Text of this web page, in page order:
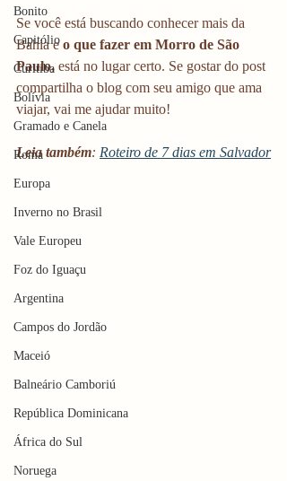
Bonito
Capitólio
Curitiba
Bolívia
Gramado e Canela
Roma
Europa
Inverno no Brasil
Vale Europeu
Foz do Iguaçu
Argentina
Campos do Jordão
Maceió
Balneário Camboriú
República Dominicana
África do Sul
Noruega
Se você está buscando conhecer mais da
Bahia e o que fazer em Morro de São
Paulo, está no lugar certo. Se gostar do post
compartilha o blog com seu amigo que ama
viajar, vai me ajudar muito!
Leia também: Roteiro de 7 dias em Salvador